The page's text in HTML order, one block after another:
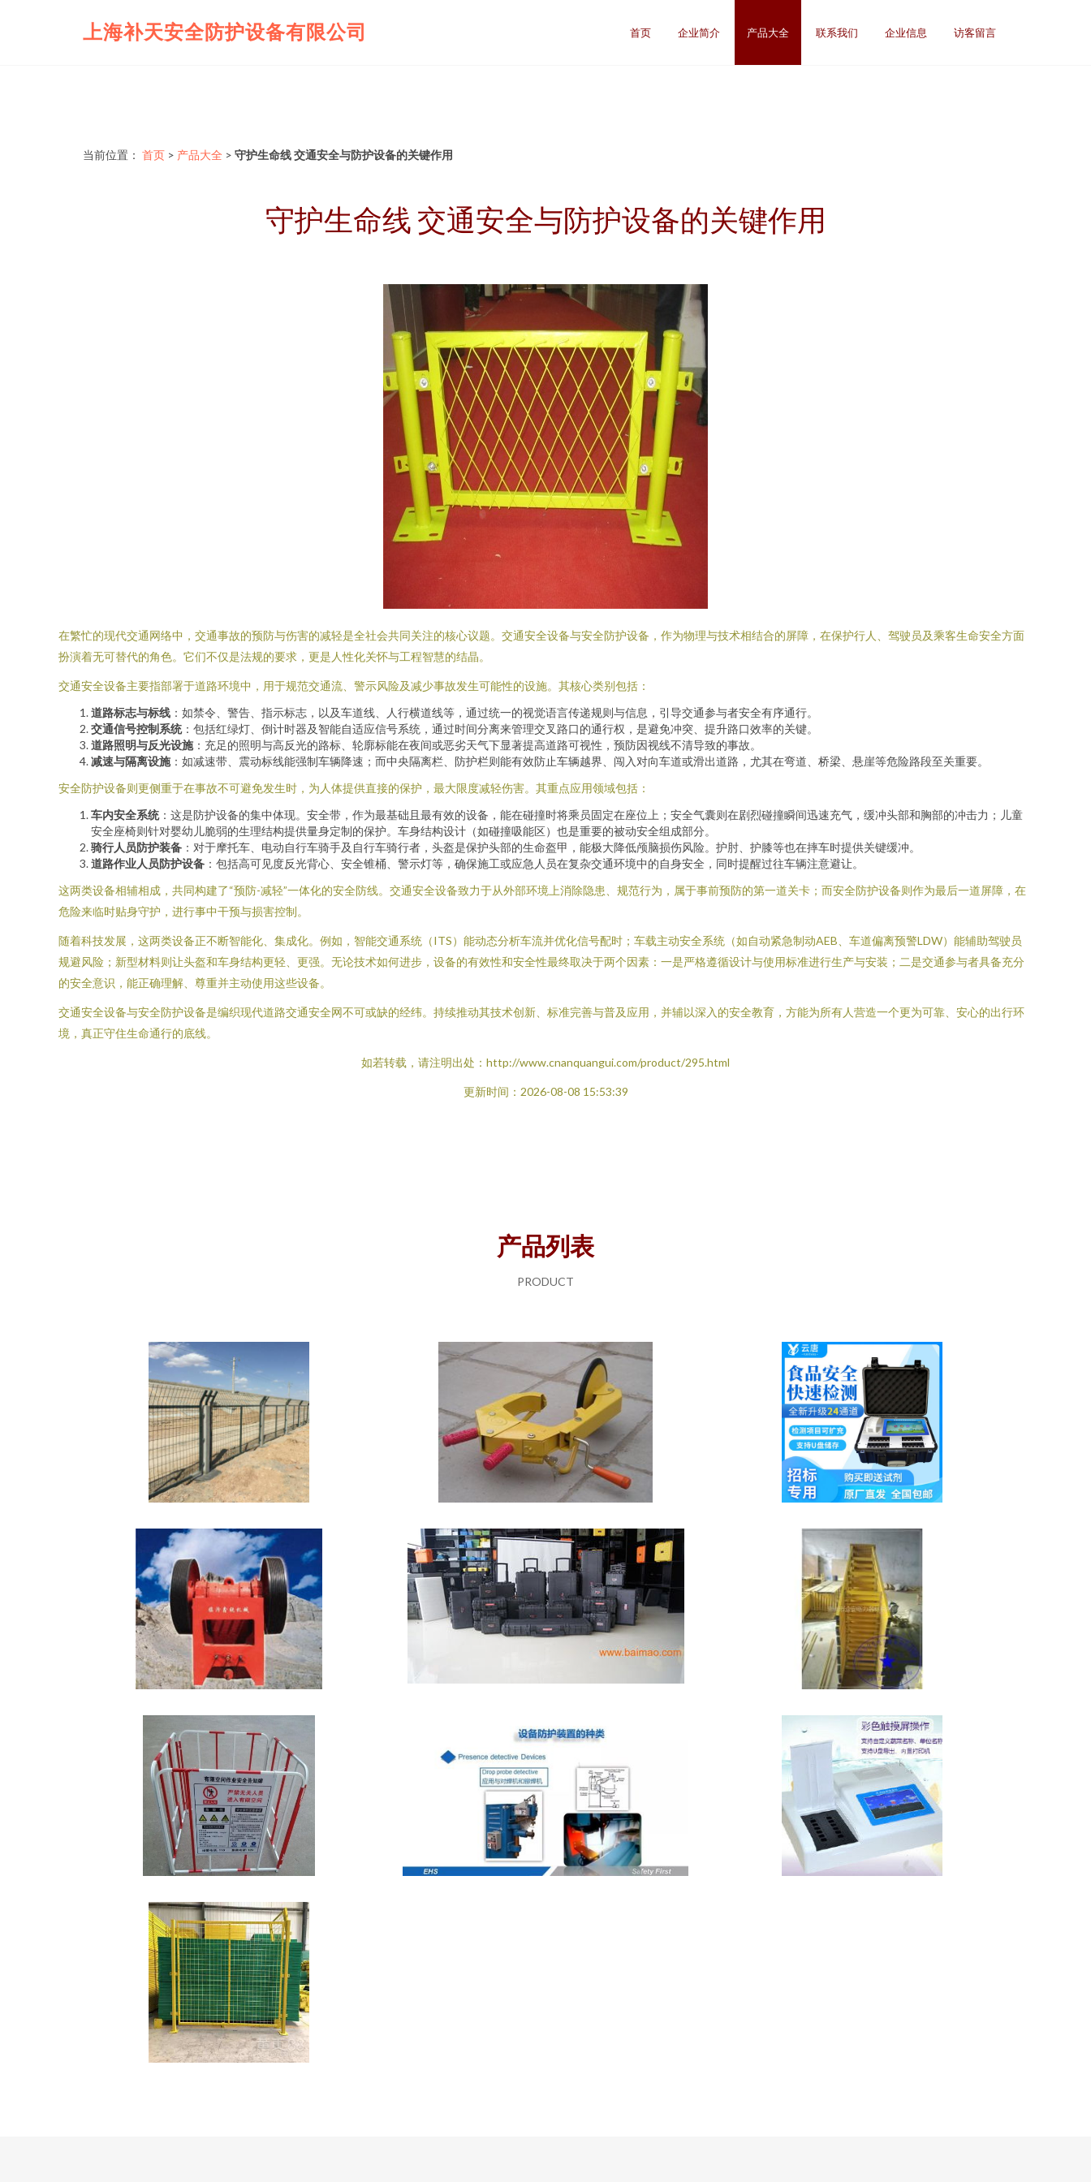
上海补天安全防护设备有限公司 首页 企业简介 产品大全 联系我们 企业信息 访客留言
当前位置： 首页 > 产品大全 > 守护生命线 交通安全与防护设备的关键作用
守护生命线 交通安全与防护设备的关键作用
在繁忙的现代交通网络中，交通事故的预防与伤害的减轻是全社会共同关注的核心议题。交通安全设备与安全防护设备，作为物理与技术相结合的屏障，在保护行人、驾驶员及乘客生命安全方面
扮演着无可替代的角色。它们不仅是法规的要求，更是人性化关怀与工程智慧的结晶。
交通安全设备主要指部署于道路环境中，用于规范交通流、警示风险及减少事故发生可能性的设施。其核心类别包括：
道路标志与标线 ：如禁令、警告、指示标志，以及车道线、人行横道线等，通过统一的视觉语言传递规则与信息，引导交通参与者安全有序通行。
交通信号控制系统：包括红绿灯、倒计时器及智能自适应信号系统，通过时间分离来管理交叉路口的通行权，是避免冲突、提升路口效率的关键。
道路照明与反光设施：充足的照明与高反光的路标、轮廓标能在夜间或恶劣天气下显著提高道路可视性，预防因视线不清导致的事故。
减速与隔离设施：如减速带、震动标线能强制车辆降速；而中央隔离栏、防护栏则能有效防止车辆越界、闯入对向车道或滑出道路，尤其在弯道、桥梁、悬崖等危险路段至关重要。
安全防护设备则更侧重于在事故不可避免发生时，为人体提供直接的保护，最大限度减轻伤害。其重点应用领域包括：
车内安全系统：这是防护设备的集中体现。安全带，作为最基础且最有效的设备，能在碰撞时将乘员固定在座位上；安全气囊则在剧烈碰撞瞬间迅速充气，缓冲头部和胸部的冲击力；儿童
安全座椅则针对婴幼儿脆弱的生理结构提供量身定制的保护。车身结构设计（如碰撞吸能区）也是重要的被动安全组成部分。
骑行人员防护装备 ：对于摩托车、电动自行车骑手及自行车骑行者，头盔是保护头部的生命盔甲，能极大降低颅脑损伤风险。护肘、护膝等也在摔车时提供关键缓冲。
道路作业人员防护设备 ：包括高可见度反光背心、安全锥桶、警示灯等，确保施工或应急人员在复杂交通环境中的自身安全，同时提醒过往车辆注意避让。
这两类设备相辅相成，共同构建了“预防-减轻”一体化的安全防线。交通安全设备致力于从外部环境上消除隐患、规范行为，属于事前预防的第一道关卡；而安全防护设备则作为最后一道屏障，在
危险来临时贴身守护，进行事中干预与损害控制。
随着科技发展，这两类设备正不断智能化、集成化。例如，智能交通系统（ITS）能动态分析车流并优化信号配时；车载主动安全系统（如自动紧急制动AEB、车道偏离预警LDW）能辅助驾驶员
规避风险；新型材料则让头盔和车身结构更轻、更强。无论技术如何进步，设备的有效性和安全性最终取决于两个因素：一是严格遵循设计与使用标准进行生产与安装；二是交通参与者具备充分
的安全意识，能正确理解、尊重并主动使用这些设备。
交通安全设备与安全防护设备是编织现代道路交通安全网不可或缺的经纬。持续推动其技术创新、标准完善与普及应用，并辅以深入的安全教育，方能为所有人营造一个更为可靠、安心的出行环
境，真正守住生命通行的底线。
如若转载，请注明出处：http://www.cnanquangui.com/product/295.html
更新时间：2026-08-08 15:53:39
产品列表
PRODUCT